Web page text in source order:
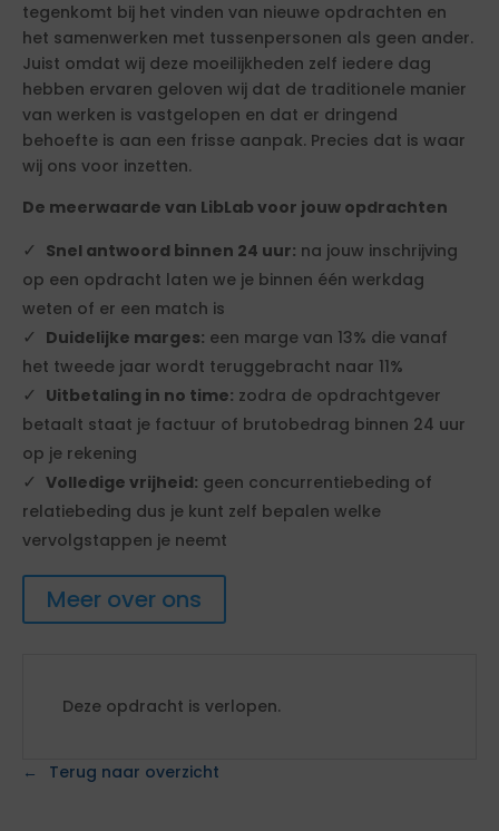
tegenkomt bij het vinden van nieuwe opdrachten en
het samenwerken met tussenpersonen als geen ander.
Juist omdat wij deze moeilijkheden zelf iedere dag
hebben ervaren geloven wij dat de traditionele manier
van werken is vastgelopen en dat er dringend
behoefte is aan een frisse aanpak. Precies dat is waar
wij ons voor inzetten.
De meerwaarde van LibLab voor jouw opdrachten
Snel antwoord binnen 24 uur: na jouw inschrijving
op een opdracht laten we je binnen één werkdag
weten of er een match is
Duidelijke marges: een marge van 13% die vanaf
het tweede jaar wordt teruggebracht naar 11%
Uitbetaling in no time: zodra de opdrachtgever
betaalt staat je factuur of brutobedrag binnen 24 uur
op je rekening
Volledige vrijheid: geen concurrentiebeding of
relatiebeding dus je kunt zelf bepalen welke
vervolgstappen je neemt
Meer over ons
Deze opdracht is verlopen.
Terug naar overzicht